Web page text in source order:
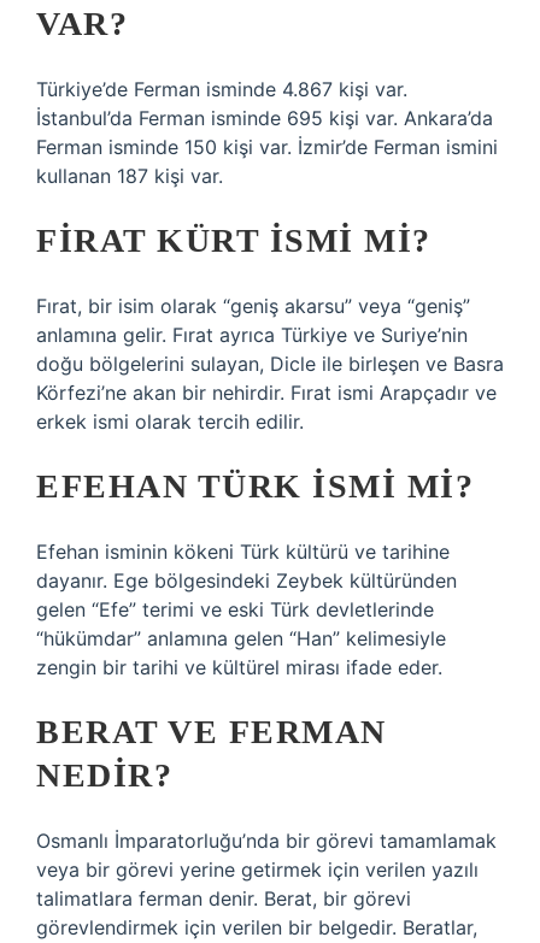
VAR?
Türkiye’de Ferman isminde 4.867 kişi var.
İstanbul’da Ferman isminde 695 kişi var. Ankara’da
Ferman isminde 150 kişi var. İzmir’de Ferman ismini
kullanan 187 kişi var.
FIRAT KÜRT ISMI MI?
Fırat, bir isim olarak “geniş akarsu” veya “geniş”
anlamına gelir. Fırat ayrıca Türkiye ve Suriye’nin
doğu bölgelerini sulayan, Dicle ile birleşen ve Basra
Körfezi’ne akan bir nehirdir. Fırat ismi Arapçadır ve
erkek ismi olarak tercih edilir.
EFEHAN TÜRK ISMI MI?
Efehan isminin kökeni Türk kültürü ve tarihine
dayanır. Ege bölgesindeki Zeybek kültüründen
gelen “Efe” terimi ve eski Türk devletlerinde
“hükümdar” anlamına gelen “Han” kelimesiyle
zengin bir tarihi ve kültürel mirası ifade eder.
BERAT VE FERMAN
NEDIR?
Osmanlı İmparatorluğu’nda bir görevi tamamlamak
veya bir görevi yerine getirmek için verilen yazılı
talimatlara ferman denir. Berat, bir görevi
görevlendirmek için verilen bir belgedir. Beratlar,